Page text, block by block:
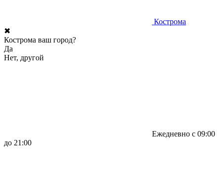
Кострома
✖
Кострома ваш город?
Да
Нет, другой
Ежедневно с 09:00
до 21:00